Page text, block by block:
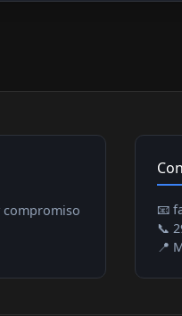
compromiso
📧
📞
📍